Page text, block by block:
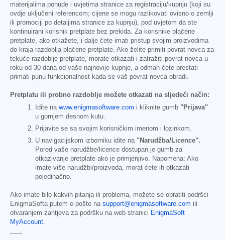
materijalima ponude i uvjetima stranice za registraciju/kupnju (koji su
ovdje uključeni referencom; cijene se mogu razlikovati ovisno o zemlji
ili promociji po detaljima stranice za kupnju), pod uvjetom da ste
kontinuirani korisnik pretplate bez prekida. Za korisnike plaćene
pretplate, ako otkažete, i dalje ćete imati pristup svojim proizvodima
do kraja razdoblja plaćene pretplate. Ako želite primiti povrat novca za
tekuće razdoblje pretplate, morate otkazati i zatražiti povrat novca u
roku od 30 dana od vaše najnovije kupnje, a odmah ćete prestati
primati punu funkcionalnost kada se vaš povrat novca obradi.
Pretplatu ili probno razdoblje možete otkazati na sljedeći način:
Idite na www.enigmasoftware.com i kliknite gumb "Prijava"
u gornjem desnom kutu.
Prijavite se sa svojim korisničkim imenom i lozinkom.
U navigacijskom izborniku idite na "Narudžba/Licence".
Pored vaše narudžbe/licence dostupan je gumb za
otkazivanje pretplate ako je primjenjivo. Napomena: Ako
imate više narudžbi/proizvoda, morat ćete ih otkazati
pojedinačno.
Ako imate bilo kakvih pitanja ili problema, možete se obratiti podršci
EnigmaSofta putem e-pošte na support@enigmasoftware.com ili
otvaranjem zahtjeva za podršku na web stranici EnigmaSoft
MyAccount.
------